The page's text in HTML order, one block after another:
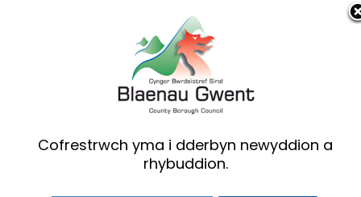
Cymraeg English
Busnes
Hyb Busnes Blaenau Gwent
Cofrestrwch yma i dderbyn newyddion a
rhybuddion.